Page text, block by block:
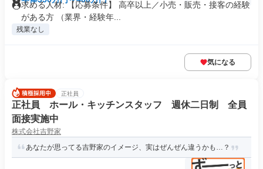
求める人材: 【応募条件】 高卒以上／小売・販売・接客の経験
がある方 （業界・経験年...
残業なし
気になる
正社員
正社員 ホール・キッチンスタッフ 週休二日制 全員
面接実施中
株式会社吉野家
あなたが思ってる吉野家のイメージ、実はぜんぜん違うかも…？